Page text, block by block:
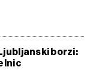
borzi: